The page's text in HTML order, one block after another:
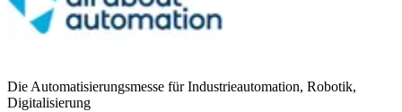
Die Automatisierungsmesse für Industrieautomation, Robotik,
Digitalisierung